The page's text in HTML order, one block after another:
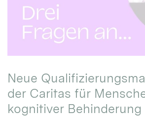
Neue
der Caritas für
kognitiver Behinderung